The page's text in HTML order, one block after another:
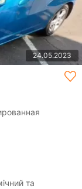
24.05.2023
та